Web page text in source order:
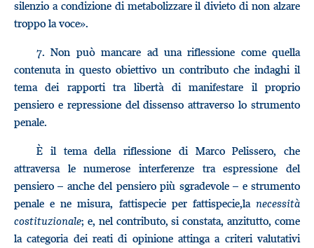
silenzio a condizione di metabolizzare il divieto di non alzare
troppo la voce».
7. Non può mancare ad una riflessione come quella
contenuta in questo obiettivo un contributo che indaghi il
tema dei rapporti tra libertà di manifestare il proprio
pensiero e repressione del dissenso attraverso lo strumento
penale.
È il tema della riflessione di Marco Pelissero, che
attraversa le numerose interferenze tra espressione del
pensiero – anche del pensiero più sgradevole – e strumento
penale e ne misura, fattispecie per fattispecie,la necessità
costituzionale; e, nel contributo, si constata, anzitutto, come
la categoria dei reati di opinione attinga a criteri valutativi